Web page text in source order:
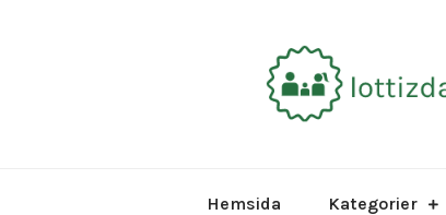
Hemsida Kategorier